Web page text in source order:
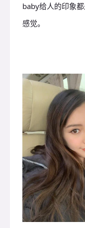
baby给人的印象
感觉。